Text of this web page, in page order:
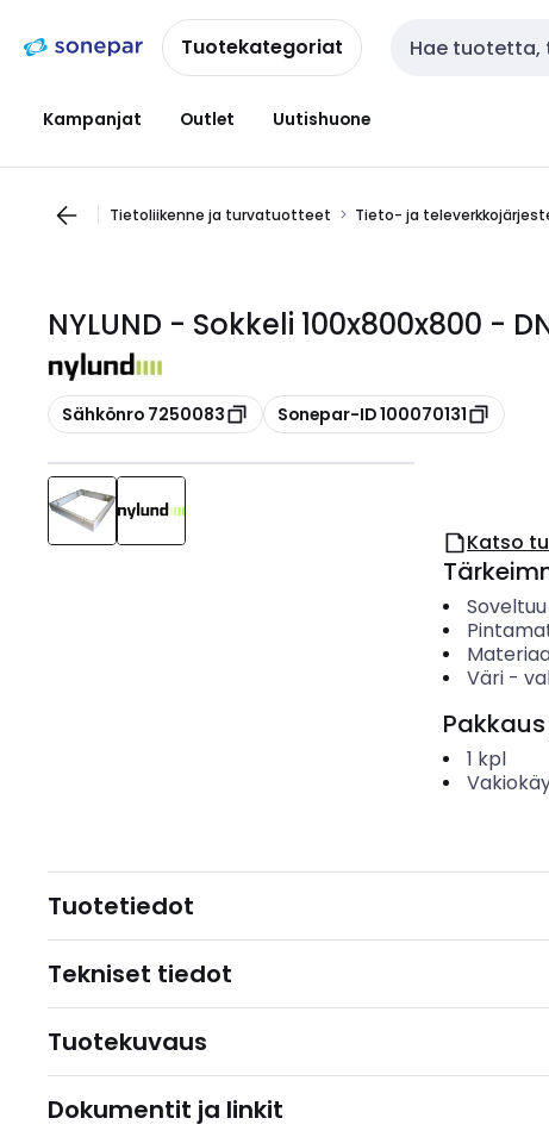
navigointiinsisältöönTuotekategoriat Haku
Kampanjat Outlet Uutishuone
Tietoliikenne ja turvatuotteet Tieto- ja
NYLUND - Sokkeli 100x800x800 -
Kopioi
Sähkönro 7250083 Kopioi
Sonepar-ID 100070131
Katso
Väri-
1 kpl
Tuotetiedot
Tekniset tiedot
Tuotekuvaus
Dokumentit ja linkit